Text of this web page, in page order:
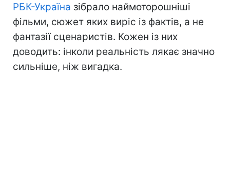
РБК-Україна зібрало наймоторошніші
фільми, сюжет яких виріс із фактів, а не
фантазії сценаристів. Кожен із них
доводить: інколи реальність лякає значно
сильніше, ніж вигадка.